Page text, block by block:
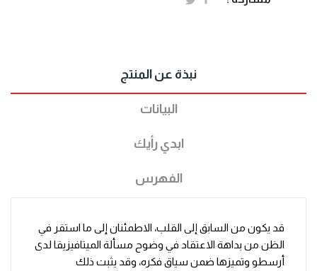
نبذة عن المنتج
البيانات
ابدي رأيك
الفهرس
قد يكون من السابق إلى القلب، الاطمئنان إلى ما استقر في
الظن من بداهة الاعتقاد في وضوح مسألة الميتافيزيقا لدى
أرسطو وتميزها ضمن سياق فكره، وقد يثبت ذلك